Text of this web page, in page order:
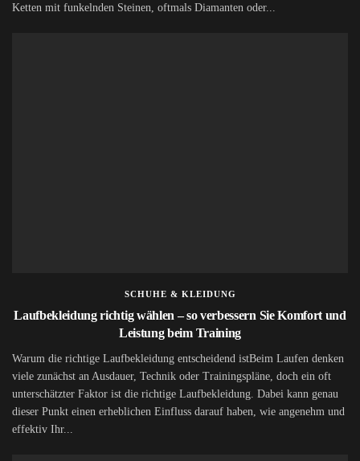
Ketten mit funkelnden Steinen, oftmals Diamanten oder...
SCHUHE & KLEIDUNG
Laufbekleidung richtig wählen – so verbessern Sie Komfort und
Leistung beim Training
Warum die richtige Laufbekleidung entscheidend istBeim Laufen denken
viele zunächst an Ausdauer, Technik oder Trainingspläne, doch ein oft
unterschätzter Faktor ist die richtige Laufbekleidung. Dabei kann genau
dieser Punkt einen erheblichen Einfluss darauf haben, wie angenehm und
effektiv Ihr...